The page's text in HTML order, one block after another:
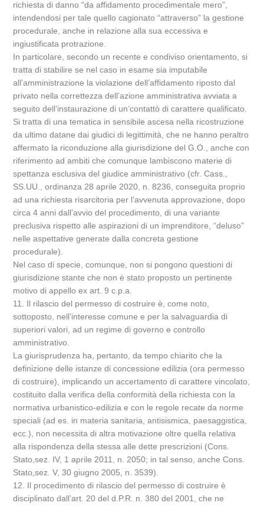
richiesta di danno “da affidamento procedimentale mero”,
intendendosi per tale quello cagionato “attraverso” la gestione
procedurale, anche in relazione alla sua eccessiva e
ingiustificata protrazione.
In particolare, secondo un recente e condiviso orientamento, si
tratta di stabilire se nel caso in esame sia imputabile
all’amministrazione la violazione dell’affidamento riposto dal
privato nella correttezza dell’azione amministrativa avviata a
seguito dell’instaurazione di un’contattò di carattere qualificato.
Si tratta di una tematica in sensibile ascesa nella ricostruzione
da ultimo datane dai giudici di legittimità, che ne hanno peraltro
affermato la riconduzione alla giurisdizione del G.O., anche con
riferimento ad ambiti che comunque lambiscono materie di
spettanza esclusiva del giudice amministrativo (cfr. Cass.,
SS.UU., ordinanza 28 aprile 2020, n. 8236, conseguita proprio
ad una richiesta risarcitoria per l’avvenuta approvazione, dopo
circa 4 anni dall’avvio del procedimento, di una variante
preclusiva rispetto alle aspirazioni di un imprenditore, “deluso”
nelle aspettative generate dalla concreta gestione
procedurale).
Nel caso di specie, comunque, non si pongono questioni di
giurisdizione stante che non è stato proposto un pertinente
motivo di appello ex art. 9 c.p.a.
11. Il rilascio del permesso di costruire è, come noto,
sottoposto, nell’interesse comune e per la salvaguardia di
superiori valori, ad un regime di governo e controllo
amministrativo.
La giurisprudenza ha, pertanto, da tempo chiarito che la
definizione delle istanze di concessione edilizia (ora permesso
di costruire), implicando un accertamento di carattere vincolato,
costituito dalla verifica della conformità della richiesta con la
normativa urbanistico-edilizia e con le regole recate da norme
speciali (ad es. in materia sanitaria, antisismica, paesaggistica,
ecc.), non necessita di altra motivazione oltre quella relativa
alla rispondenza della stessa alle dette prescrizioni (Cons.
Stato,sez. IV, 1 aprile 2011, n. 2050; in tal senso, anche Cons.
Stato,sez. V, 30 giugno 2005, n. 3539).
12. Il procedimento di rilascio del permesso di costruire è
disciplinato dall’art. 20 del d.P.R. n. 380 del 2001, che ne